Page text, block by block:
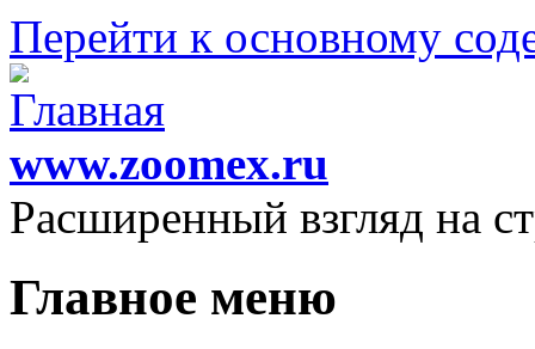
Перейти к основному
www.zoomex.ru
Расширенный взгляд на
Главное меню